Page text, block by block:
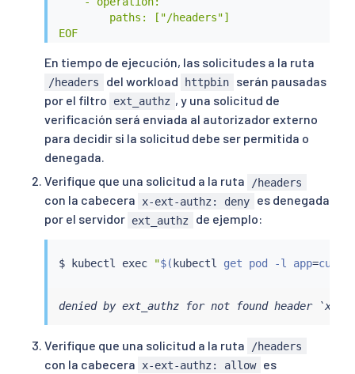
        paths: ["/headers"]
EOF
En tiempo de ejecución, las solicitudes a la ruta
/headers del workload httpbin
serán pausadas
por el filtro
ext_authz , y una solicitud de
verificación será enviada al autorizador externo
para decidir si la solicitud debe ser permitida o
denegada.
Verifique que una solicitud a la ruta
/headers
con la cabecera x-ext-authz: deny
es denegada
por el servidor ext_authz de ejemplo:
$ kubectl exec "$( kubectl get pod -l app=curl -
denied by ext_authz for not found header `x-
Verifique que una solicitud a la ruta /headers
con la cabecera x-ext-authz: allow es